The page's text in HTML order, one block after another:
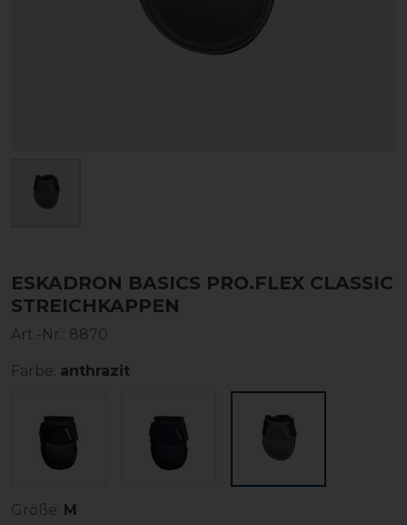
ESKADRON BASICS PRO.FLEX CLASSIC
STREICHKAPPEN
Art.-Nr.: 8870
Farbe: anthrazit
Größe: M